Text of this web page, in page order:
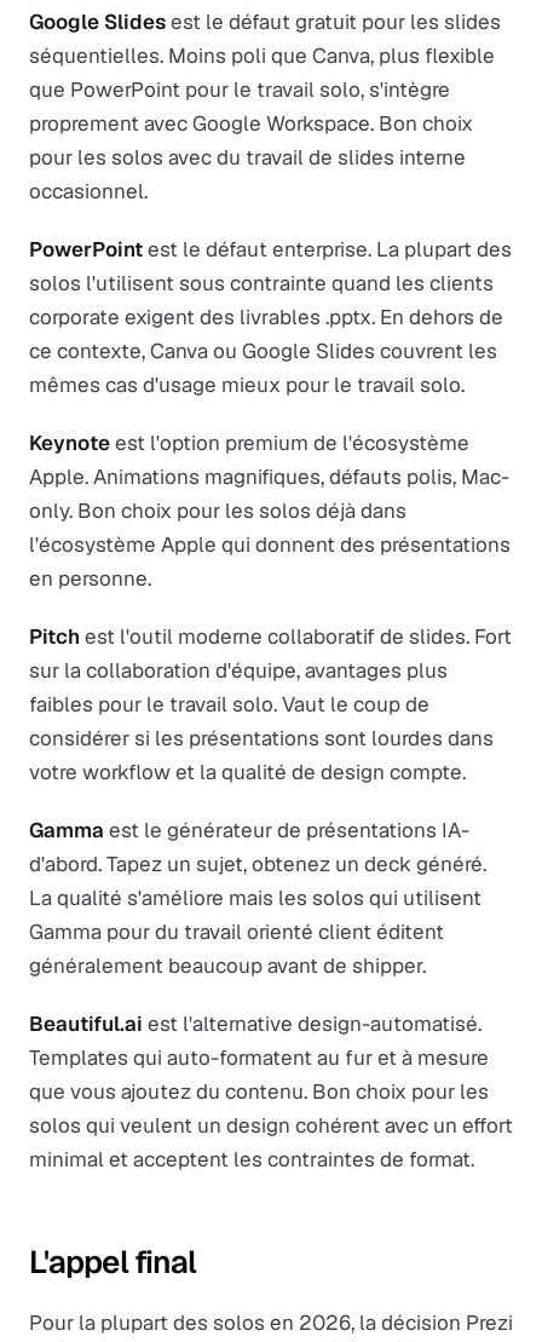
Google Slidesest le défaut gratuit pour les slides
séquentielles. Moins poli que Canva, plus flexible
que PowerPoint pour le travail solo, s'intègre
proprement avec Google Workspace. Bon choix
pour les solos avec du travail de slides interne
occasionnel.
PowerPointest le défaut enterprise. La plupart des
solos l'utilisent sous contrainte quand les clients
corporate exigent des livrables .pptx. En dehors de
ce contexte, Canva ou Google Slides couvrent les
mêmes cas d'usage mieux pour le travail solo.
Keynoteest l'option premium de l'écosystème
Apple. Animations magnifiques, défauts polis, Mac-
only. Bon choix pour les solos déjà dans
l'écosystème Apple qui donnent des présentations
en personne.
Pitch est l'outil moderne collaboratif de slides. Fort
sur la collaboration d'équipe, avantages plus
faibles pour le travail solo. Vaut le coup de
considérer si les présentations sont lourdes dans
votre workflow et la qualité de design compte.
Gamma est le générateur de présentations IA-
d'abord. Tapez un sujet, obtenez un deck généré.
La qualité s'améliore mais les solos qui utilisent
Gamma pour du travail orienté client éditent
généralement beaucoup avant de shipper.
Beautiful.ai est l'alternative design-automatisé.
Templates qui auto-formatent au fur et à mesure
que vous ajoutez du contenu. Bon choix pour les
solos qui veulent un design cohérent avec un effort
minimal et acceptent les contraintes de format.
L'appel final
Pour la plupart des solos en 2026, la décision Prezi